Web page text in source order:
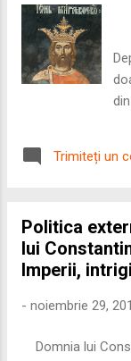
Trimiteți un
Politica
lui
Imperii,
- noiembrie 29,
Domnia lui